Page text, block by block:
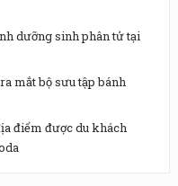
dưỡng sinh phân tử tại
mắt bộ sưu tập bánh
điểm được du khách